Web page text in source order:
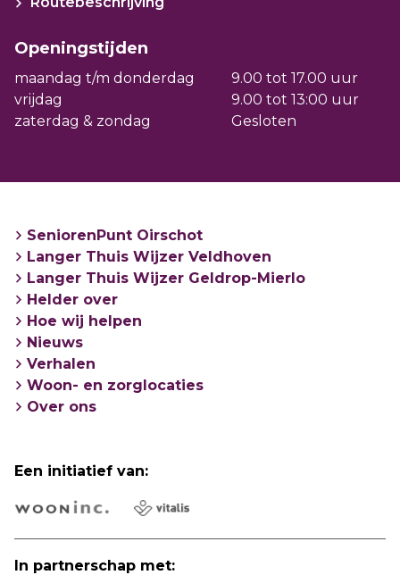
Openingstijden
maandag t/m donderdag
9.00 tot 17.00 uur
vrijdag
9.00 tot 13:00 uur
zaterdag & zondag
Gesloten
SeniorenPunt Oirschot
Langer Thuis Wijzer Veldhoven
Langer Thuis Wijzer Geldrop-Mierlo
Helder over
Hoe wij helpen
Nieuws
Verhalen
Woon- en zorglocaties
Over ons
Een initiatief van:
In partnerschap met: